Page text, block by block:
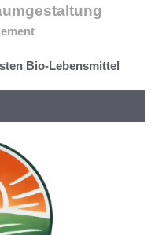
Bio-Lebensmittel